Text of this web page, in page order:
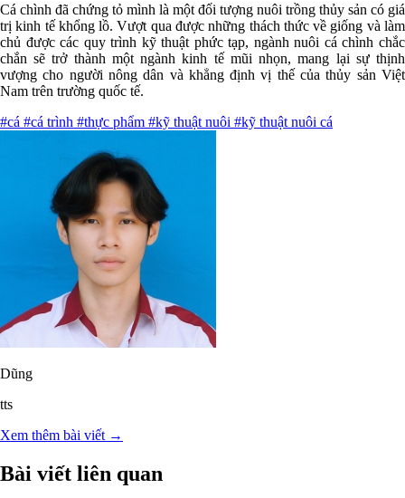
Cá chình đã chứng tỏ mình là một đối tượng nuôi trồng thủy sản có giá
trị kinh tế khổng lồ. Vượt qua được những thách thức về giống và làm
chủ được các quy trình kỹ thuật phức tạp, ngành nuôi cá chình chắc
chắn sẽ trở thành một ngành kinh tế mũi nhọn, mang lại sự thịnh
vượng cho người nông dân và khẳng định vị thế của thủy sản Việt
Nam trên trường quốc tế.
#cá #cá trình #thực phẩm #kỹ thuật nuôi #kỹ thuật nuôi cá
Dũng
tts
Xem thêm bài viết →
Bài viết liên quan